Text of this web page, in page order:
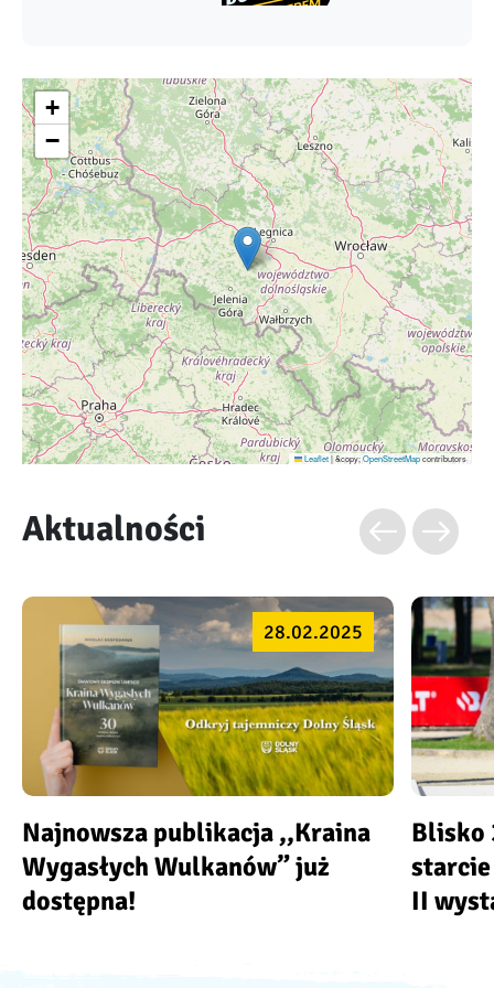
+
−
Leaflet|&copy;OpenStreetMapcontributors
Aktualności
28.02.2025
Najnowsza publikacja ,,Kraina
Wygasłych Wulkanów” już
dostępna!
Blisko
starcie
II